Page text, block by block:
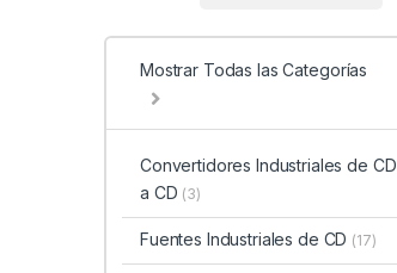
Mostrar Todas las Categorías
Convertidores Industriales de CD
a CD (3)
Fuentes Industriales de CD (17)